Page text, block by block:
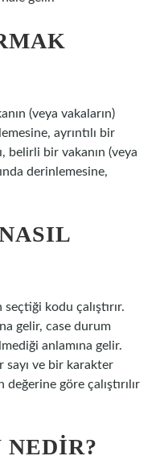
(veya vakaların)
ayrıntılı bir
belirli bir vakanın (veya
derinlemesine,
kodu çalıştırır.
gelir, case durum
anlamına gelir.
sayı ve bir karakter
göre çalıştırılır
NEDIR?